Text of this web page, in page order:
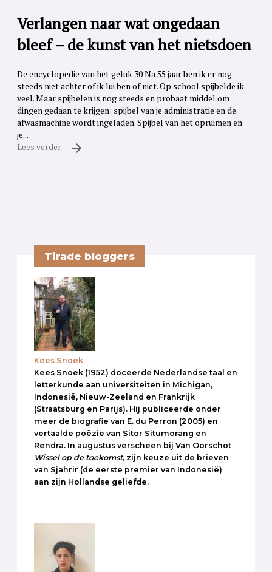
Verlangen naar wat ongedaan
bleef – de kunst van het nietsdoen
De encyclopedie van het geluk 30 Na 55 jaar ben ik er nog
steeds niet achter of ik lui ben of niet. Op school spijbelde ik
veel. Maar spijbelen is nog steeds en probaat middel om
dingen gedaan te krijgen: spijbel van je administratie en de
afwasmachine wordt ingeladen. Spijbel van het opruimen en
je...
Lees verder
Tirade bloggers
Kees Snoek
Kees Snoek (1952) doceerde Nederlandse taal en
letterkunde aan universiteiten in Michigan,
Indonesië, Nieuw-Zeeland en Frankrijk
(Straatsburg en Parijs). Hij publiceerde onder
meer de biografie van E. du Perron (2005) en
vertaalde poëzie van Sitor Situmorang en
Rendra. In augustus verscheen bij Van Oorschot
Wissel op de toekomst, zijn keuze uit de brieven
van Sjahrir (de eerste premier van Indonesië)
aan zijn Hollandse geliefde.